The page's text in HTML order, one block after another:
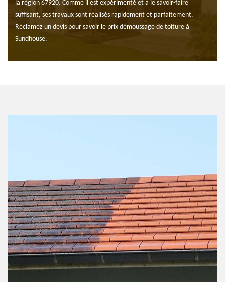
la région 67920. Comme il est expérimenté et a le savoir-faire
suffisant, ses travaux sont réalisés rapidement et parfaitement.
Réclamez un devis pour savoir le prix démoussage de toiture à
Sundhouse.